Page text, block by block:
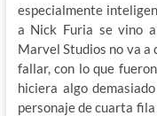
especialmente
a Nick Furia se vino
Marvel Studios no va a
fallar, con lo que
hiciera algo
personaje de cuarta fila